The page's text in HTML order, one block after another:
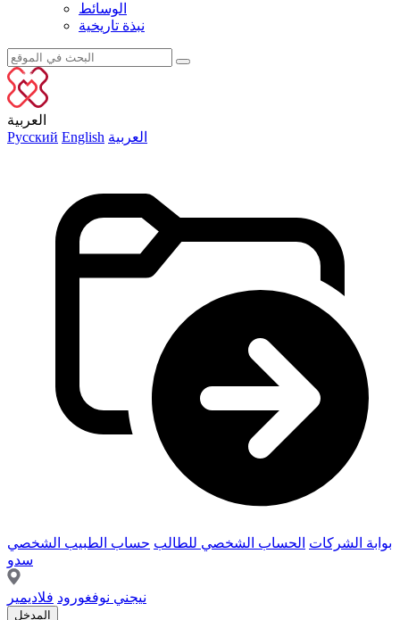
الوسائط
نبذة تاريخية
العربية
Русский English العربية
بوابة الشركات الحساب الشخصي للطالب حساب الطبيب الشخصي
سدو
نيجني نوفغورود فلاديمير
المدخل